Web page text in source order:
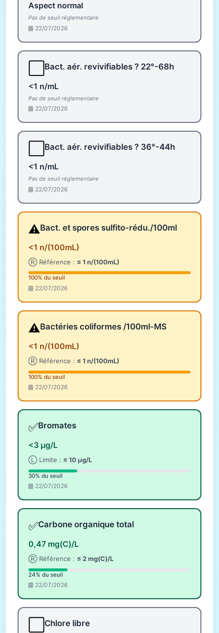
Aspect normal
Pas de seuil réglementaire
22/07/2026
Bact. aér. revivifiables ? 22°-68h
<1 n/mL
Pas de seuil réglementaire
22/07/2026
Bact. aér. revivifiables ? 36°-44h
<1 n/mL
Pas de seuil réglementaire
22/07/2026
⚠️Bact. et spores sulfito-rédu./100ml
<1 n/(100mL)
Ⓡ Référence : ≤ 1 n/(100mL)
100% du seuil
22/07/2026
⚠️Bactéries coliformes /100ml-MS
<1 n/(100mL)
Ⓡ Référence : ≤ 1 n/(100mL)
100% du seuil
22/07/2026
✅Bromates
<3 µg/L
Ⓛ Limite : ≤ 10 µg/L
30% du seuil
22/07/2026
✅Carbone organique total
0,47 mg(C)/L
Ⓡ Référence : ≤ 2 mg(C)/L
24% du seuil
22/07/2026
Chlore libre